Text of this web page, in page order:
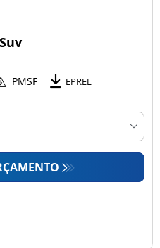
PMSF EPREL